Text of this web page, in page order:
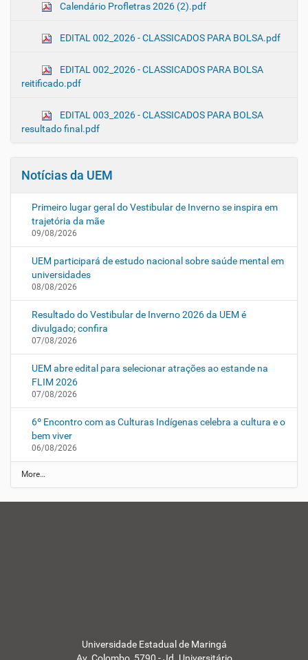
Calendário Profletras 2026 (2).pdf
EDITAL 002_2026 - CLASSICADOS PARA BOLSA.pdf
EDITAL 002_2026 - CLASSICADOS PARA BOLSA
reitificado.pdf
EDITAL 003_2026 - CLASSICADOS PARA BOLSA
resultado final.pdf
Notícias da UEM
Primeiro lugar geral do Vestibular de Inverno se inspira em
trajetória da mãe
09/08/2026
UEM participará de estudo nacional sobre saúde mental em
universidades
08/08/2026
Resultado do Vestibular de Inverno 2026 da UEM é
divulgado; confira
07/08/2026
UEM abre edital para selecionar atrações ao estande na
FLIM 2026
07/08/2026
6º Encontro com as Culturas Indígenas celebra a cultura e o
bem viver
06/08/2026
N
o
More…
Universidade Estadual de Maringá